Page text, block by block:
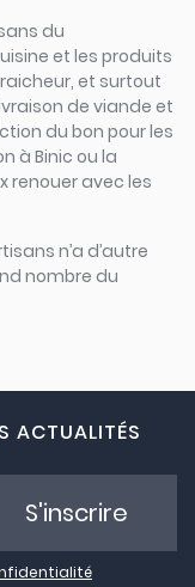
du
et les produits
et surtout
de viande et
du bon pour les
à Binic ou la
renouer avec les
n’a d’autre
nombre du
ACTUALITÉS
S'inscrire